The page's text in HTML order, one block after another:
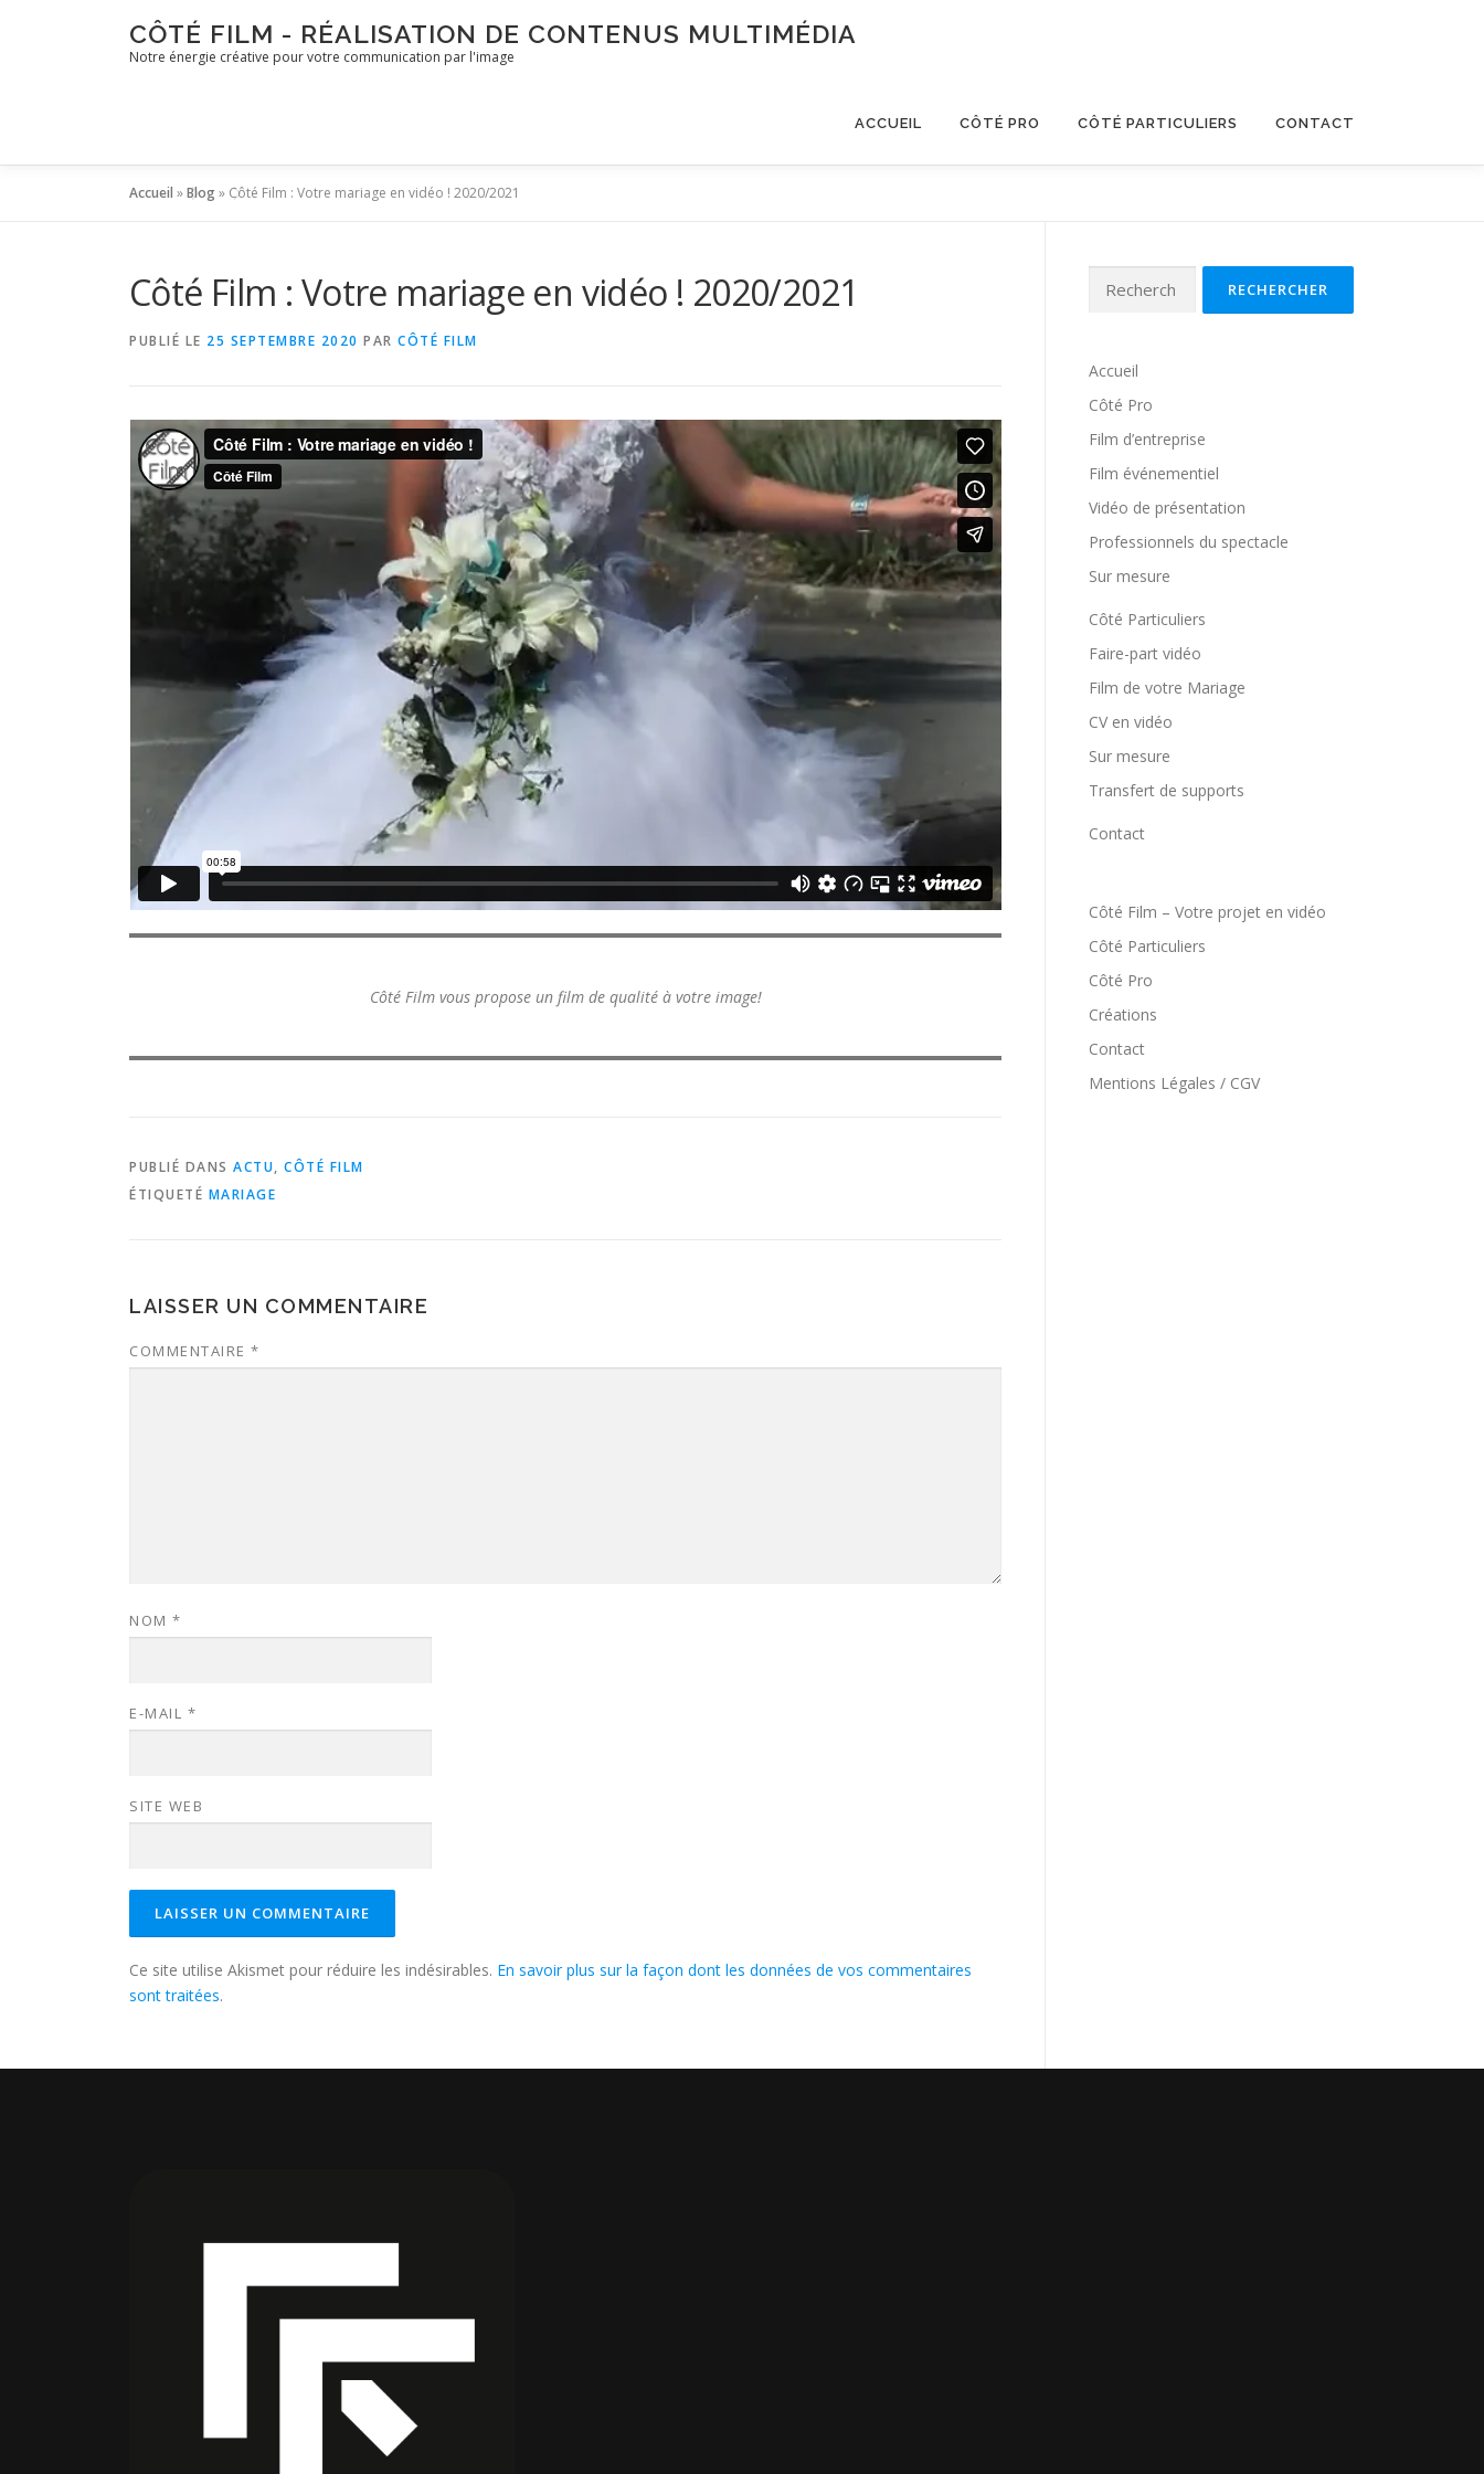
CÔTÉ FILM - RÉALISATION DE CONTENUS MULTIMÉDIA
Notre énergie créative pour votre communication par l'image
ACCUEIL CÔTÉ PRO CÔTÉ PARTICULIERS CONTACT
Accueil »Blog» Côté Film : Votre mariage en vidéo ! 2020/2021
Côté Film : Votre mariage en vidéo ! 2020/2021
PUBLIÉ LE 25 SEPTEMBRE 2020 PAR CÔTÉ FILM
Côté Film vous propose un film de qualité à votre image!
PUBLIÉ DANS ACTU, CÔTÉ FILM
ÉTIQUETÉ MARIAGE
LAISSER UN COMMENTAIRE
COMMENTAIRE *
NOM *
E-MAIL *
SITE WEB
Ce site utilise Akismet pour réduire les indésirables. En savoir plus sur la façon dont les données de vos commentaires
sont traitées.
Accueil
Côté Pro
Film d’entreprise
Film événementiel
Vidéo de présentation
Professionnels du spectacle
Sur mesure
Côté Particuliers
Faire-part vidéo
Film de votre Mariage
CV en vidéo
Sur mesure
Transfert de supports
Contact
Côté Film – Votre projet en vidéo
Côté Particuliers
Côté Pro
Créations
Contact
Mentions Légales / CGV